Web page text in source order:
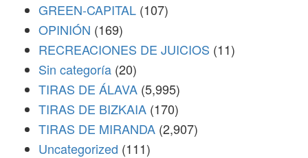
GREEN-CAPITAL (107)
OPINIÓN (169)
RECREACIONES DE JUICIOS (11)
Sin categoría (20)
TIRAS DE ÁLAVA (5,995)
TIRAS DE BIZKAIA (170)
TIRAS DE MIRANDA (2,907)
Uncategorized (111)